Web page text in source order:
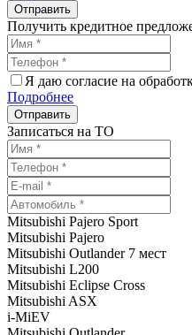
Получить кредитное
Я даю согласие на
Подробнее
Записаться на ТО
Mitsubishi Pajero Sport
Mitsubishi Pajero
Mitsubishi Outlander 7 мест
Mitsubishi L200
Mitsubishi Eclipse Cross
Mitsubishi ASX
i-MiEV